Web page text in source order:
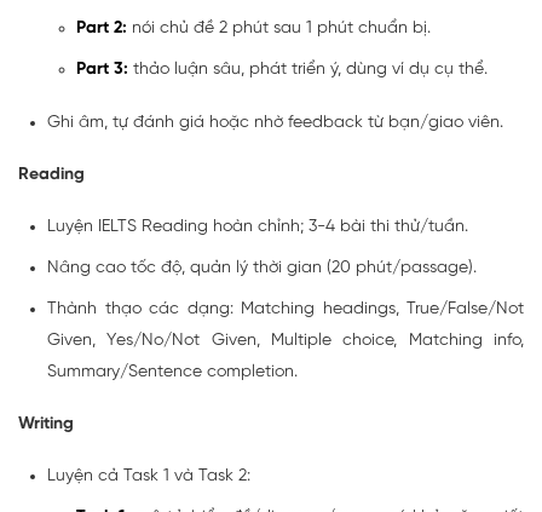
Part 2: nói chủ đề 2 phút sau 1 phút chuẩn bị.
Part 3: thảo luận sâu, phát triển ý, dùng ví dụ cụ thể.
Ghi âm, tự đánh giá hoặc nhờ feedback từ bạn/giao viên.
Reading
Luyện IELTS Reading hoàn chỉnh; 3-4 bài thi thử/tuần.
Nâng cao tốc độ, quản lý thời gian (20 phút/passage).
Thành thạo các dạng: Matching headings, True/False/Not
Given, Yes/No/Not Given, Multiple choice, Matching info,
Summary/Sentence completion.
Writing
Luyện cả Task 1 và Task 2: